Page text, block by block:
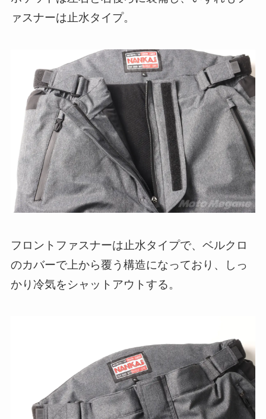
ァスナーは止水タイプ。
フロントファスナーは止水タイプで、ベルクロ
のカバーで上から覆う構造になっており、しっ
かり冷気をシャットアウトする。